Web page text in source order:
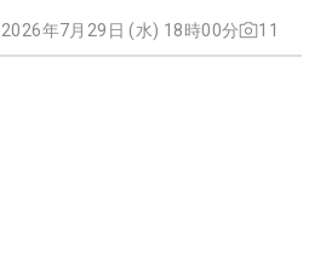
2026年7月29日 (水) 18時00分 11